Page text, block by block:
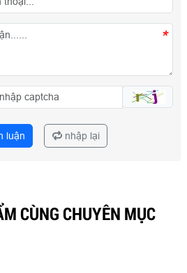
*
luận nhập lại
CÙNG CHUYÊN MỤC